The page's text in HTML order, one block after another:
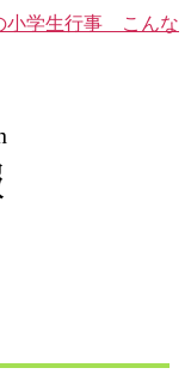
小学生行事 こんな